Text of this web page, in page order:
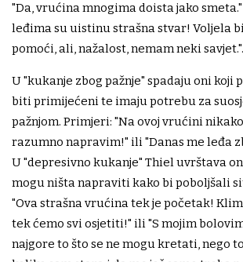
"Da, vrućina mnogima doista jako
leđima su uistinu strašna stvar! Voljela
pomoći, ali, nažalost, nemam neki savjet.".
U "kukanje zbog pažnje" spadaju oni koji
biti primijećeni te imaju potrebu za
pažnjom. Primjeri: "Na ovoj vrućini
razumno napravim!" ili "Danas me leđa
U "depresivno kukanje" Thiel uvrštava
mogu ništa napraviti kako bi poboljšali
"Ova strašna vrućina tek je početak!
tek ćemo svi osjetiti!" ili "S mojim
najgore to što se ne mogu kretati, nego